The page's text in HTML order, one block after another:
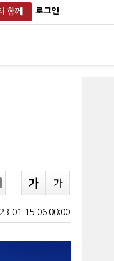
함께 로그인
01-15 06:00:00